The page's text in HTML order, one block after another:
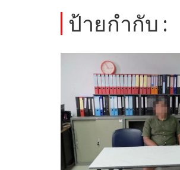
ป้ายกำกับ :